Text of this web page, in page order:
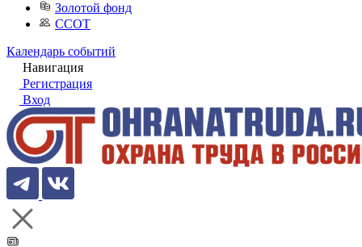
Золотой фонд
ССОТ
Календарь событий
Навигация
Регистрация
Вход